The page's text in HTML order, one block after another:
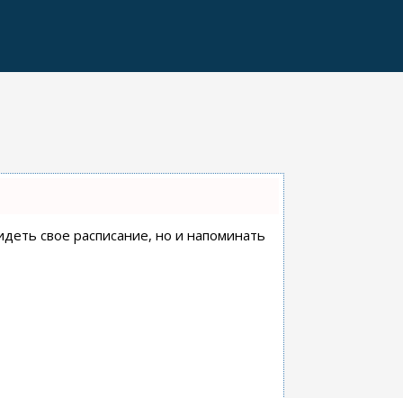
свое расписание, но и напоминать